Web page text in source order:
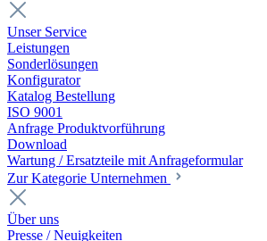
Unser Service
Leistungen
Sonderlösungen
Konfigurator
Katalog Bestellung
ISO 9001
Anfrage Produktvorführung
Download
Wartung / Ersatzteile mit Anfrageformular
Zur Kategorie Unternehmen
Über uns
Presse / Neuigkeiten